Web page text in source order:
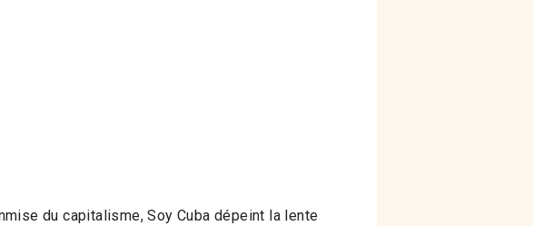
du capitalisme, Soy Cuba dépeint la lente